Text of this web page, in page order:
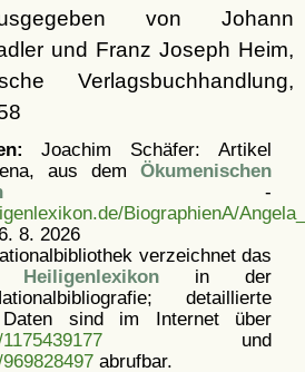
von Johann
und Franz Joseph Heim,
Verlagsbuchhandlung,
Joachim Schäfer: Artikel
aus dem Ökumenischen
-
BiographienA/
8. 2026
verzeichnet das
Heiligenlexikonin der
detaillierte
Daten sind im Internet über
und
abrufbar.